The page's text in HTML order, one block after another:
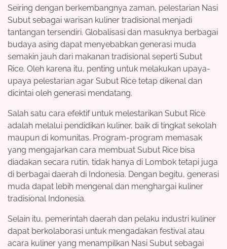
Seiring dengan berkembangnya zaman, pelestarian Nasi
Subut sebagai warisan kuliner tradisional menjadi
tantangan tersendiri. Globalisasi dan masuknya berbagai
budaya asing dapat menyebabkan generasi muda
semakin jauh dari makanan tradisional seperti Subut
Rice. Oleh karena itu, penting untuk melakukan upaya-
upaya pelestarian agar Subut Rice tetap dikenal dan
dicintai oleh generasi mendatang.
Salah satu cara efektif untuk melestarikan Subut Rice
adalah melalui pendidikan kuliner, baik di tingkat sekolah
maupun di komunitas. Program-program memasak
yang mengajarkan cara membuat Subut Rice bisa
diadakan secara rutin, tidak hanya di Lombok tetapi juga
di berbagai daerah di Indonesia. Dengan begitu, generasi
muda dapat lebih mengenal dan menghargai kuliner
tradisional Indonesia.
Selain itu, pemerintah daerah dan pelaku industri kuliner
dapat berkolaborasi untuk mengadakan festival atau
acara kuliner yang menampilkan Nasi Subut sebagai